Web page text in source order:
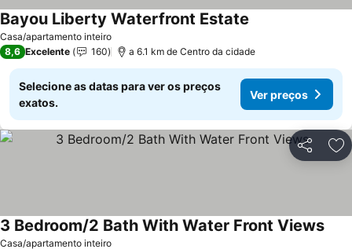
Casa/apartamento inteiro
Bayou Liberty Waterfront Estate
8,6 Excelente 160 a 6.1 km de Centro da cidade
Selecione as datas para ver os preços
exatos.
Ver preços
Partilhar
Casa/apartamento inteiro
3 Bedroom/2 Bath With Water Front ViewsVer